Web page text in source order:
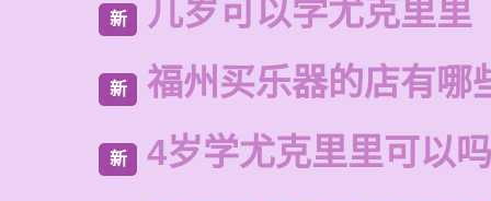
新 几岁可以学尤克里里
新 福州买乐器的店有哪
新 4岁学尤克里里可以吗